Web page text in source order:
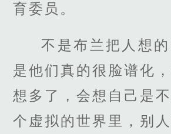
育委员。
不是布兰把人想
是他们真的很脸谱化
想多了，会想自己是
个虚拟的世界里，别